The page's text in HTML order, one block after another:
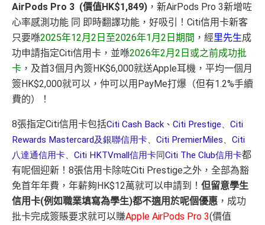
AirPods Pro 3 (價值HK$1,849) ，新AirPods Pro 3新增咗
心率感測功能 同 即時翻譯功能，好吸引！Citi信用卡新客
只要喺2025年12月2日至2026年1月2日期間 ，經里先生成
功申請指定Citi信用卡，並喺2026年2月2日或之前成功批
卡 ，及首3個月內簽HK$6,000就送Apple耳機，平均一個月
簽HK$2,000就可以，仲可以用PayMe打爆（但有1.2%手續
費的）！
8張指定Citi信用卡包括Citi Cash Back 、 Citi Prestige、 Citi
Rewards Mastercard及銀聯信用卡、 Citi PremierMiles、 Citi
八達通信用卡、 Citi HKTVmall信用卡同Citi The Club信用卡都
有呢個迎新！8張信用卡除咗Citi Prestige之外，全部為豁
免首年年費，年薪夠HK$12萬就可以申請到！ 但留意學生
信用卡(例如職業填寫為學生)都不適用於呢個優惠 ，成功
批卡完成簽賬要求就可以賺Apple AirPods Pro 3(價值